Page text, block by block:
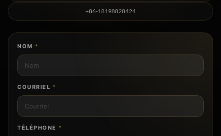
+86-18198828424
NOM
COURRIEL
TÉLÉPHONE